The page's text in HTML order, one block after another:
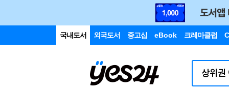
국내도서 외국도서 중고샵 eBook 크레마클럽